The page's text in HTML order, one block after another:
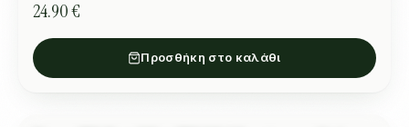
24.90 €
Προσθήκη στο καλάθι